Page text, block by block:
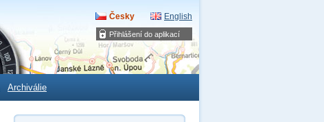
Přihlášení do aplikací
Česky English
Archiválie